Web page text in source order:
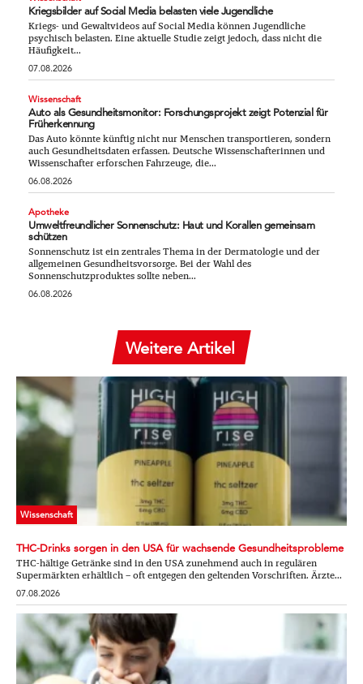
Kriegsbilder auf Social Media belasten viele Jugendliche
Kriegs- und Gewaltvideos auf Social Media können Jugendliche
psychisch belasten. Eine aktuelle Studie zeigt jedoch, dass nicht die
Häufigkeit...
07.08.2026
Wissenschaft
Auto als Gesundheitsmonitor: Forschungsprojekt zeigt Potenzial für
Früherkennung
Das Auto könnte künftig nicht nur Menschen transportieren, sondern
auch Gesundheitsdaten erfassen. Deutsche Wissenschafterinnen und
Wissenschafter erforschen Fahrzeuge, die...
06.08.2026
Apotheke
Umweltfreundlicher Sonnenschutz: Haut und Korallen gemeinsam
schützen
Sonnenschutz ist ein zentrales Thema in der Dermatologie und der
allgemeinen Gesundheitsvorsorge. Bei der Wahl des
Sonnenschutzproduktes sollte neben...
06.08.2026
Weitere Artikel
Wissenschaft
THC-Drinks sorgen in den USA für wachsende Gesundheitsprobleme
THC-hältige Getränke sind in den USA zunehmend auch in regulären
Supermärkten erhältlich – oft entgegen den geltenden Vorschriften. Ärzte...
07.08.2026